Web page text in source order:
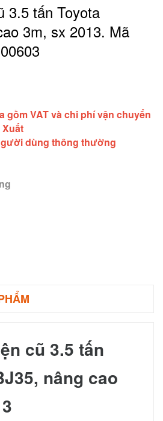
3.5 tấn Toyota
3m, sx 2013. Mã
gồm VAT và chi phí vận chuyển
Xuất
dùng thông thường
cũ 3.5 tấn
nâng cao